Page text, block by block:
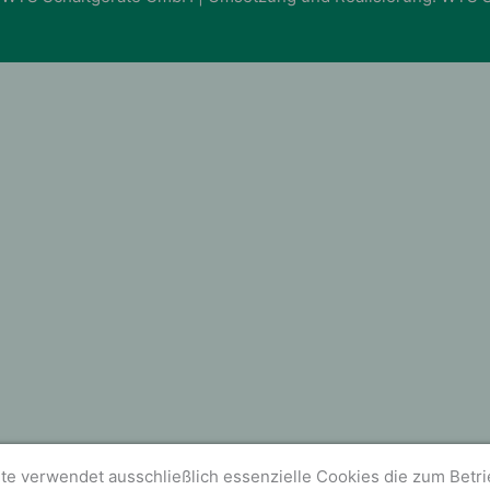
verwendet ausschließlich essenzielle Cookies die zum